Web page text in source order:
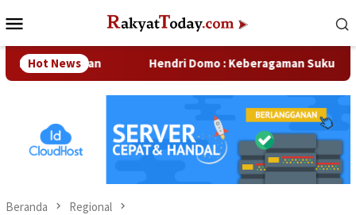
ke
Mobile
Hot News Hendri Domo : Keberagaman Suku dan
Beranda Regional